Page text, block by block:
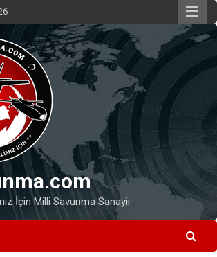
İçin Milli Savunma Sanayii